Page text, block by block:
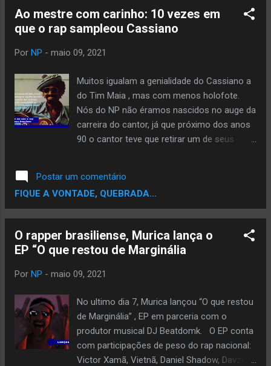
DJ Vaist , o clipe foi ao ar ontem no canal
oficial do grupo no Youtube em formato de
curta-metragem. Confira:
Ao mestre com carinho: 10 vezes em
que o rap sampleou Cassiano
Por NP - maio 09, 2021
Muitos igualam a genialidade do Cassiano a
do Tim Maia , mas com menos holofote.
Nós do NP não éramos nascidos no auge da
carreira do cantor, já que próximo dos anos
90 o cantor teve que retirar um de seus
carreira no “Bossa Trio/Os Diagonais” ,
formado por seu irmão e Hyldon também, o
trio fazia um som tipo baladinha da Jovem
Maia, e o rei em seu primeiro disco grava
“Primavera” e “Eu amo Você” , duas de suas
composições mais famosas que muita
seu devido respeito. Desde então o cantor
se estabelece como um dos grandes
cantores, compositores e percursores da
Soul Music brasileira. Ao lado de Tim Maia,
Hyldon, Gerson King Combo e mais alguns, o
Postar um comentário
FIQUE A VONTADE, QUEBRADA...
O rapper brasiliense, Murica lança o
EP “O que restou de Marginália
Por NP - maio 09, 2021
No ultimo dia 7, Murica lançou “O que restou
de Marginália” , EP em parceria com o
produtor musical DJ Beatdomk. O EP conta
com participações de peso do rap nacional:
Victor Xamã, Vietnã, Daniel Shadow, Davzera